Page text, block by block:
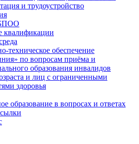
и трудоустройство
техническое обеспечение
по вопросам приёма и
образования инвалидов
и лиц с ограниченными
здоровья
образование в вопросах и ответах